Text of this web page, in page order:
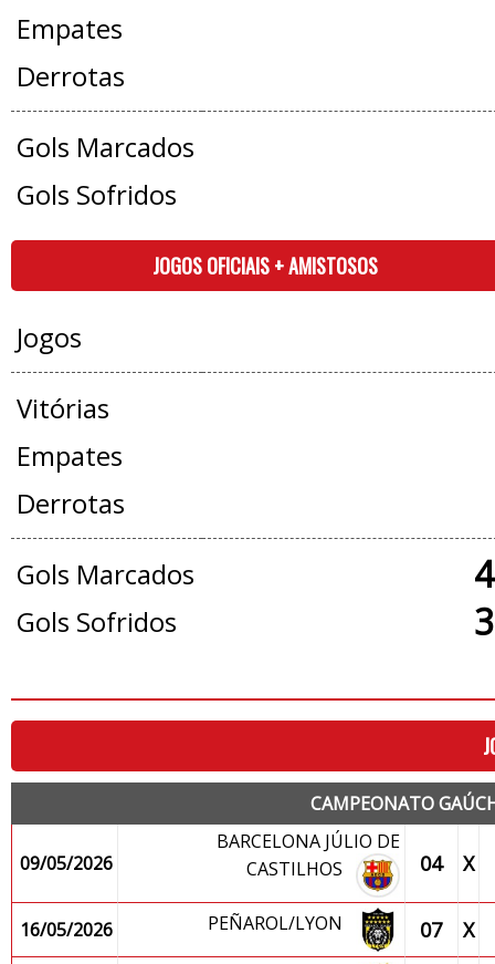
Empates
Derrotas
Gols Marcados
Gols Sofridos
JOGOS OFICIAIS + AMISTOSOS
Jogos
Vitórias
Empates
Derrotas
Gols Marcados
Gols Sofridos
CAMPEONATO
09/05/2026
BARCELONA JÚLIO DE
CASTILHOS
04 X
16/05/2026 PEÑAROL/LYON 07 X